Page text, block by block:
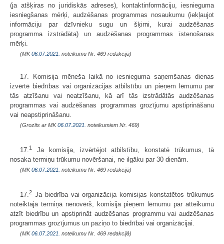
(ja atšķiras no juridiskās adreses), kontaktinformāciju, iesnieguma
iesniegšanas mērķi, audzēšanas programmas nosaukumu (iekļaujot
informāciju par dzīvnieku sugu un šķirni, kurai audzēšanas
programma izstrādāta) un audzēšanas programmas īstenošanas
mērķi.
(MK06.07.2021. noteikumu Nr. 469 redakcijā)
17. Komisija mēneša laikā no iesnieguma saņemšanas dienas
izvērtē biedrības vai organizācijas atbilstību un pieņem lēmumu par
tās atzīšanu vai neatzīšanu, kā arī tās izstrādātās audzēšanas
programmas vai audzēšanas programmas grozījumu apstiprināšanu
vai neapstiprināšanu.
(Grozīts ar MK06.07.2021. noteikumiem Nr. 469)
17. 1
Ja komisija, izvērtējot atbilstību, konstatē trūkumus, tā
nosaka termiņu trūkumu novēršanai, ne ilgāku par 30 dienām.
(MK06.07.2021. noteikumu Nr. 469 redakcijā)
17.2 Ja biedrība vai organizācija komisijas konstatētos trūkumus
noteiktajā termiņā nenovērš, komisija pieņem lēmumu par atteikumu
atzīt biedrību un apstiprināt audzēšanas programmu vai audzēšanas
programmas grozījumus un paziņo to biedrībai vai organizācijai.
(MK06.07.2021. noteikumu Nr. 469 redakcijā)